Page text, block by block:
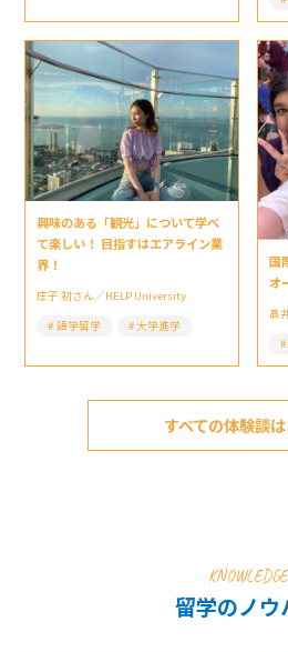
興味のある「観光」について学べ
て楽しい！ 目指すはエアライン業
界！
庄子 初さん／HELP University
語学留学
大学進学
国
オ
髙
すべての体験談
KNOWLEDGE
留学のノウ